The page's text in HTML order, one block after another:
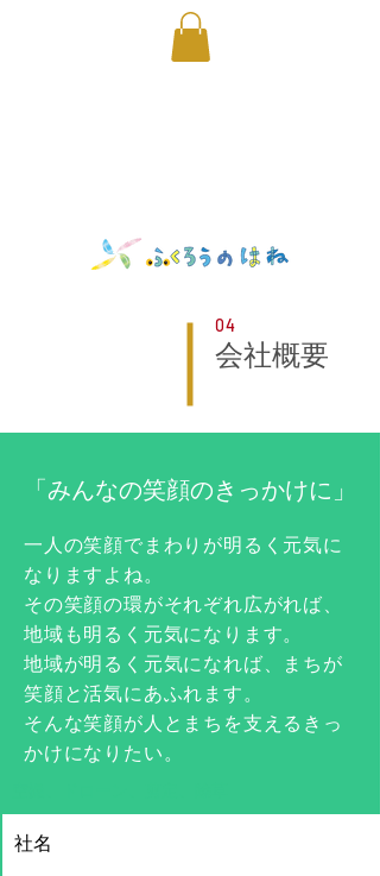
04
会社概要
「みんなの笑顔のきっかけに」
一人の笑顔でまわりが明るく元気に
なりますよね。
​その笑顔の環がそれぞれ広がれば、
地域も明るく元気になります。
地域が明るく元気になれば、まちが
笑顔と活気にあふれます。
​そんな笑顔が人とまちを支えるきっ
かけになりたい。
社名